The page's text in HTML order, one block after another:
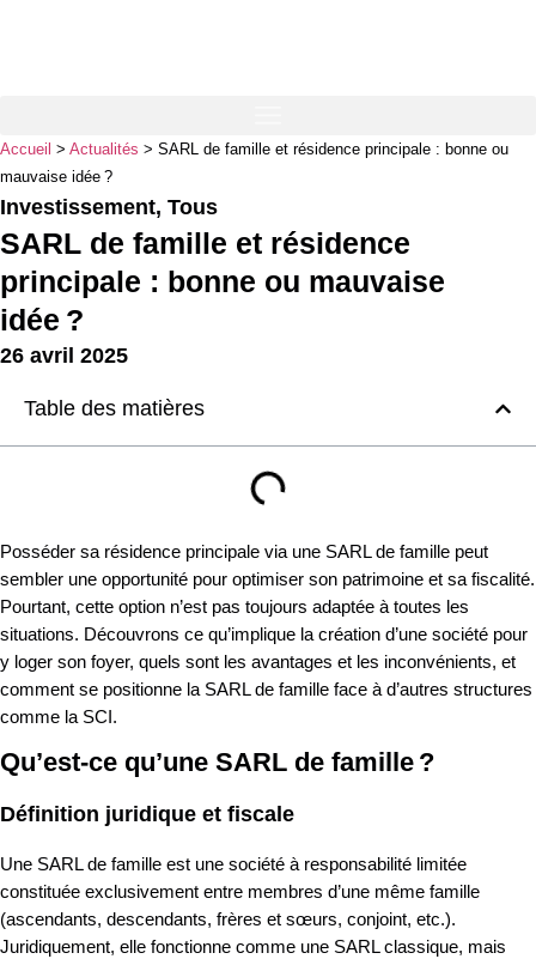
Accueil > Actualités > SARL de famille et résidence principale : bonne ou
mauvaise idée ?
Investissement, Tous
SARL de famille et résidence
principale : bonne ou mauvaise
idée ?
26 avril 2025
Table des matières
Posséder sa résidence principale via une SARL de famille peut
sembler une opportunité pour optimiser son patrimoine et sa fiscalité.
Pourtant, cette option n’est pas toujours adaptée à toutes les
situations. Découvrons ce qu’implique la création d’une société pour
y loger son foyer, quels sont les avantages et les inconvénients, et
comment se positionne la SARL de famille face à d’autres structures
comme la SCI.
Qu’est-ce qu’une SARL de famille ?
Définition juridique et fiscale
Une SARL de famille est une société à responsabilité limitée
constituée exclusivement entre membres d’une même famille
(ascendants, descendants, frères et sœurs, conjoint, etc.).
Juridiquement, elle fonctionne comme une SARL classique, mais